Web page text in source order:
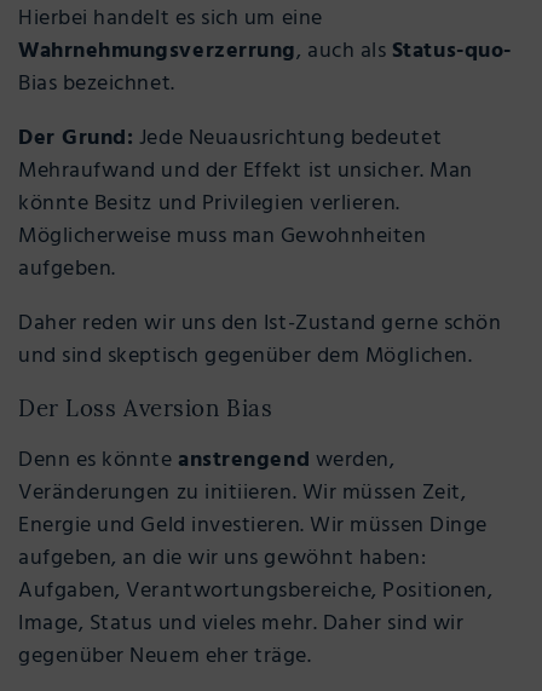
Hierbei handelt es sich um eine
Wahrnehmungsverzerrung, auch als Status-quo-
Bias bezeichnet.
Der Grund: Jede Neuausrichtung bedeutet
Mehraufwand und der Effekt ist unsicher. Man
könnte Besitz und Privilegien verlieren.
Möglicherweise muss man Gewohnheiten
aufgeben.
Daher reden wir uns den Ist-Zustand gerne schön
und sind skeptisch gegenüber dem Möglichen.
Der Loss Aversion Bias
Denn es könnte anstrengend werden,
Veränderungen zu initiieren. Wir müssen Zeit,
Energie und Geld investieren. Wir müssen Dinge
aufgeben, an die wir uns gewöhnt haben:
Aufgaben, Verantwortungsbereiche, Positionen,
Image, Status und vieles mehr. Daher sind wir
gegenüber Neuem eher träge.